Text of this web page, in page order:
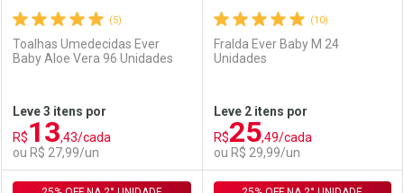
Comprar sem Desconto
Por R$ 17,59/cada
Comprar sem Desconto
Por R$ 17,59/cada
Comprar sem Desconto
Por R$ 14,39/cada
Comprar sem Desconto
Por R$ 14,39/cada
(5)
Toalhas Umedecidas Ever
Baby Aloe Vera 96 Unidades
Leve 3 itens por
R$13,43/cada
ou R$ 27,99/un
(10)
Fralda Ever Baby M 24
Unidades
Leve 2 itens por
R$25,49/cada
ou R$ 29,99/un